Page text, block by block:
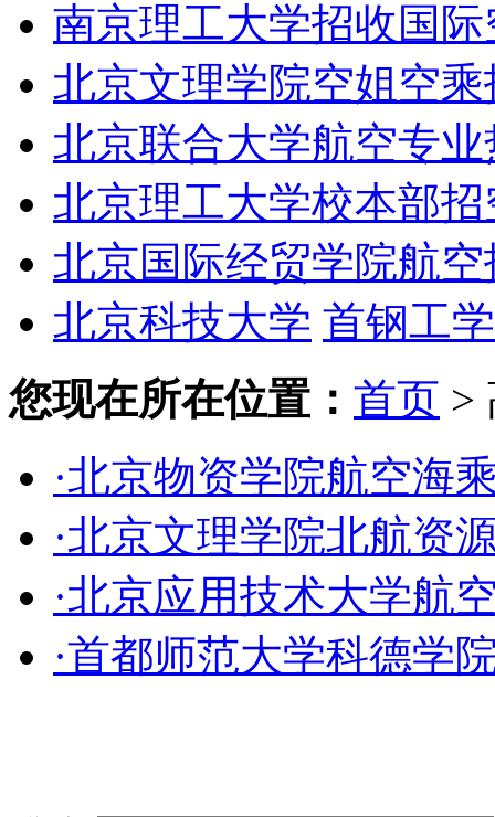
南京理工大学招收国际
北京文理学院空姐空乘
北京联合大学航空专业
北京理工大学校本部招
北京国际经贸学院航空
北京科技大学 首钢工
您现在所在位置： 首页 >
·北京物资学院航空海
·北京文理学院北航资
·北京应用技术大学航
·首都师范大学科德学